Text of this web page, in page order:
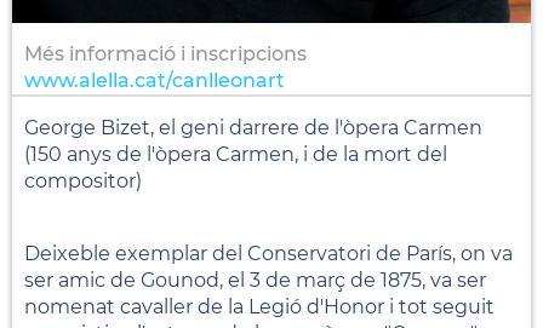
Més informació i inscripcions
www.alella.cat/canlleonart
George Bizet, el geni darrere de l'òpera Carmen
(150 anys de l'òpera Carmen, i de la mort del
compositor)
Deixeble exemplar del Conservatori de París, on va
ser amic de Gounod, el 3 de març de 1875, va ser
nomenat cavaller de la Legió d'Honor i tot seguit